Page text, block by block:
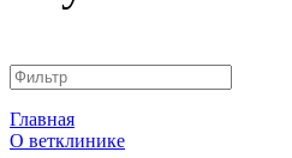
Главная
О ветклинике